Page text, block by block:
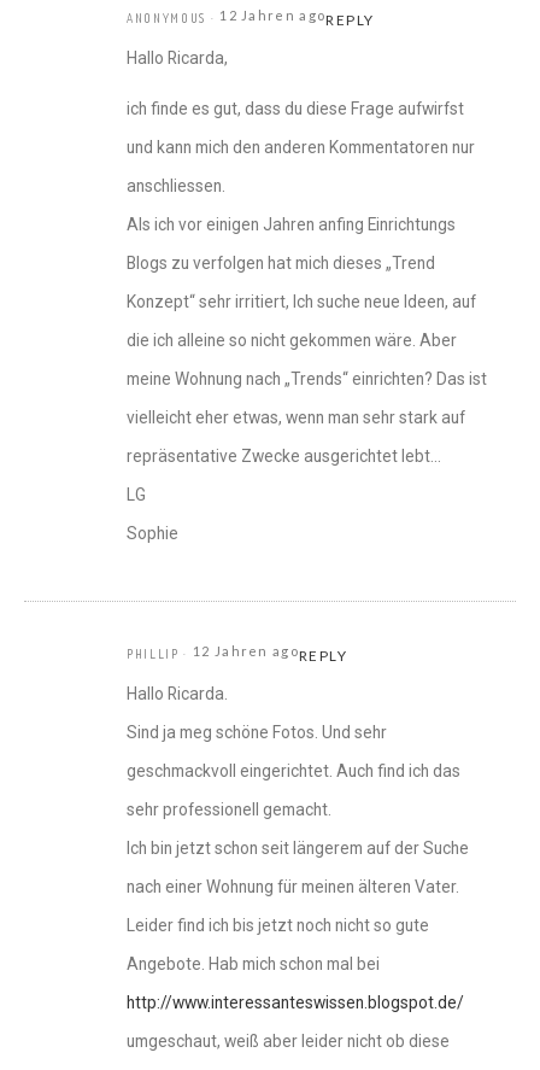
ANONYMOUS 12 Jahren agoREPLY
Hallo Ricarda,
ich finde es gut, dass du diese Frage aufwirfst
und kann mich den anderen Kommentatoren nur
anschliessen.
Als ich vor einigen Jahren anfing Einrichtungs
Blogs zu verfolgen hat mich dieses „Trend
Konzept“ sehr irritiert, Ich suche neue Ideen, auf
die ich alleine so nicht gekommen wäre. Aber
meine Wohnung nach „Trends“ einrichten? Das ist
vielleicht eher etwas, wenn man sehr stark auf
repräsentative Zwecke ausgerichtet lebt…
LG
Sophie
PHILLIP 12 Jahren agoREPLY
Hallo Ricarda.
Sind ja meg schöne Fotos. Und sehr
geschmackvoll eingerichtet. Auch find ich das
sehr professionell gemacht.
Ich bin jetzt schon seit längerem auf der Suche
nach einer Wohnung für meinen älteren Vater.
Leider find ich bis jetzt noch nicht so gute
Angebote. Hab mich schon mal bei
http://www.interessanteswissen.blogspot.de/
umgeschaut, weiß aber leider nicht ob diese